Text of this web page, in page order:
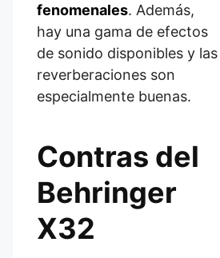
fenomenales. Además,
hay una gama de efectos
de sonido disponibles y las
reverberaciones son
especialmente buenas.
Contras del
Behringer
X32